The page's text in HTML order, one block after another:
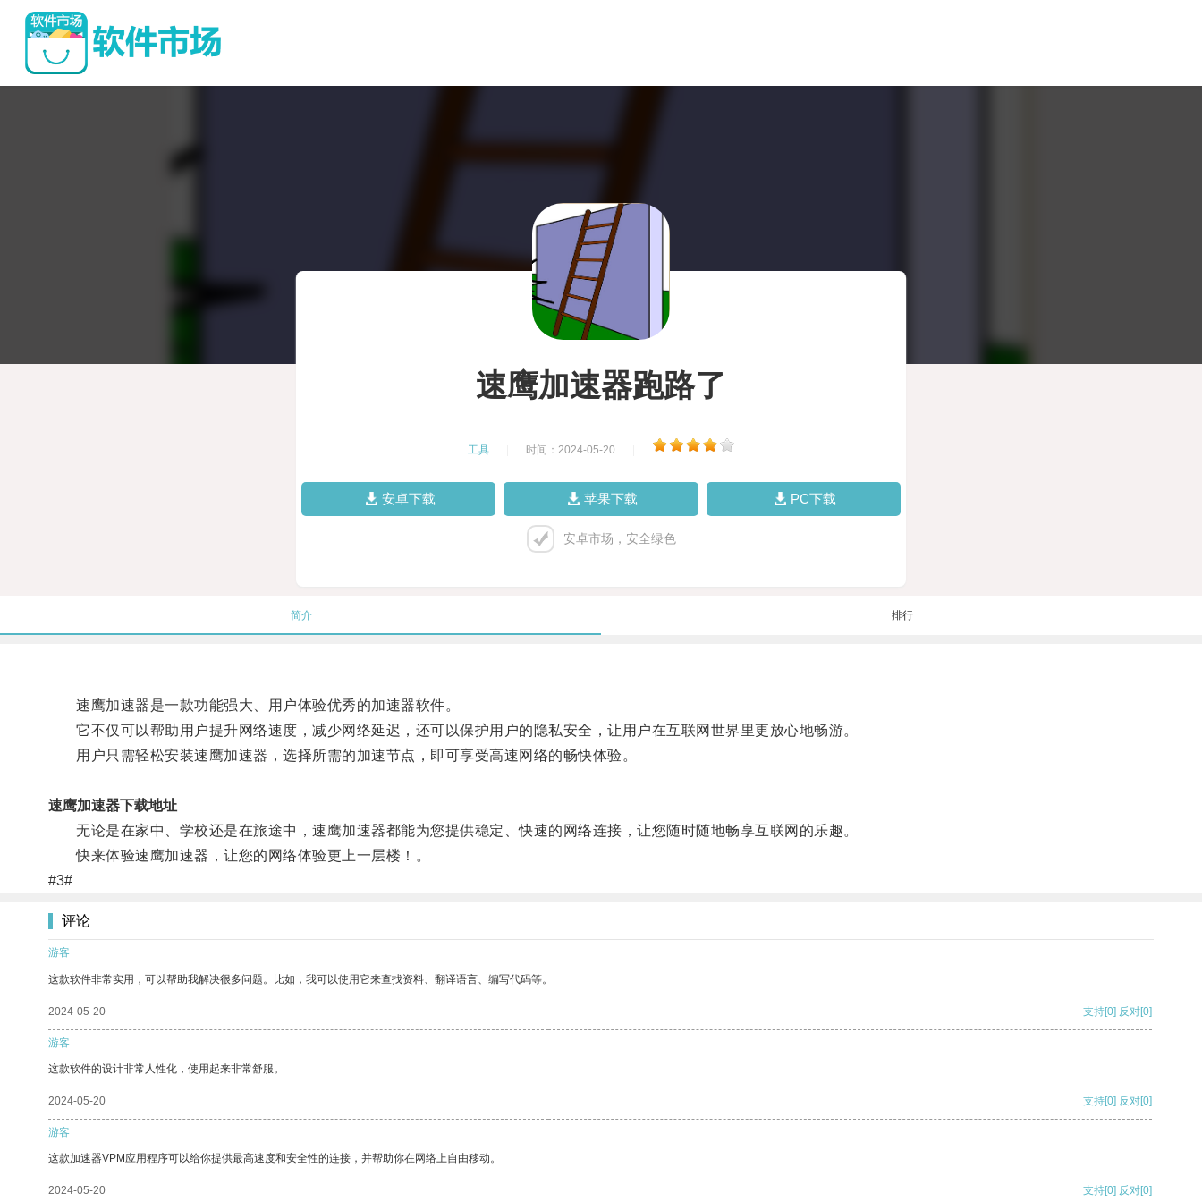
速鹰加速器跑路了
工具 时间：2024-05-20
安卓下载 苹果下载 PC下载
安卓市场，安全绿色
简介 排行
速鹰加速器是一款功能强大、用户体验优秀的加速器软件。
它不仅可以帮助用户提升网络速度，减少网络延迟，还可以保护用户的隐私安全，让用户在互联网世界里更放心地畅游。
用户只需轻松安装速鹰加速器，选择所需的加速节点，即可享受高速网络的畅快体验。
速鹰加速器下载地址
无论是在家中、学校还是在旅途中，速鹰加速器都能为您提供稳定、快速的网络连接，让您随时随地畅享互联网的乐趣。
快来体验速鹰加速器，让您的网络体验更上一层楼！。
#3#
评论
游客
这款软件非常实用，可以帮助我解决很多问题。比如，我可以使用它来查找资料、翻译语言、编写代码等。
2024-05-20 支持[0] 反对[0]
游客
这款软件的设计非常人性化，使用起来非常舒服。
2024-05-20 支持[0] 反对[0]
游客
这款加速器VPM应用程序可以给你提供最高速度和安全性的连接，并帮助你在网络上自由移动。
2024-05-20 支持[0] 反对[0]